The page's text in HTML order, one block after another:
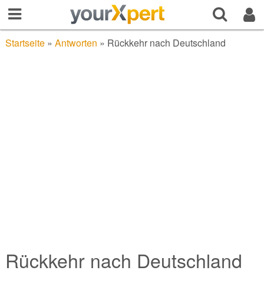
Startseite» Antworten » Rückkehr nach Deutschland
Rückkehr nach Deutschland